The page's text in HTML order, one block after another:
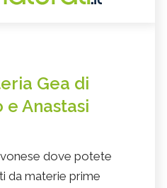
Gea di
e Anastasi
dove potete
da materie prime